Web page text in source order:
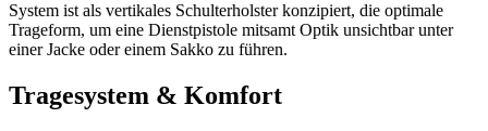
System ist als vertikales Schulterholster konzipiert, die optimale
Trageform, um eine Dienstpistole mitsamt Optik unsichtbar unter
einer Jacke oder einem Sakko zu führen.
Tragesystem & Komfort